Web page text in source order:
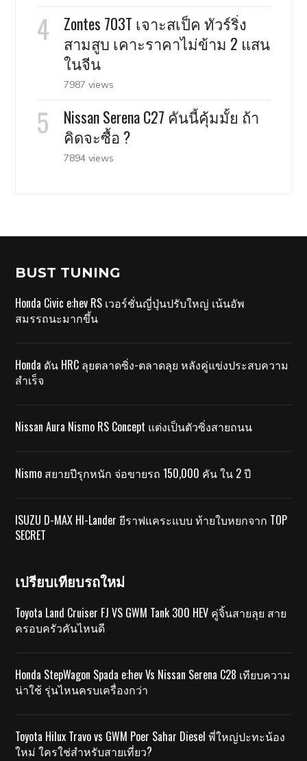
Zontes 703T เจาะสเป็ค ทัวร์ริ่ง
สามสูบ เคาะราคาไม่ข้าม 2 แสน
ในจีน
7987 views
Nissan Serena C27 คันนี้คุ้มมั้ย ถ้า
คิดจะซื้อ ?
7894 views
BUST TUNING
Honda Civic e:hev RS เวอร์ชั่นญี่ปุ่นปรับใหญ่ เน้นอัพ
สมรรถนะมากขึ้น
Honda ดัน HRC ลุยตลาดซิ่ง-ตลาดลุย หลังคู่แข่งประสบความ
สำเร็จ
Nissan Aura Nismo RS Concept แต่งเป็นตัวซิ่งสายถนน
Nismo สยายปีรุกหนัก จ่อขายรถ 150,000 คัน ใน 2 ปี
ISUZU D-MAX HI-Lander ยีราฟแคระแบบ ท้ายใบหยกจาก TOP
SECRET
เปรียบเทียบรถใหม่
Toyota Land Cruiser FJ VS GWM Tank 300 HEV คู่จิ้นสายลุย สาย
ครอบครัวคันไหนดี
Honda StepWagon Spada e:hev Vs Nissan Serena C28 เทียบความ
น่าใช้ รุ่นไหนครบเครื่องกว่า
Toyota Hilux Travo vs GWM Poer Sahar Diesel พี่ใหญ่ปะทะน้อง
ใหม่ ใครใช่สำหรับสายเที่ยว?